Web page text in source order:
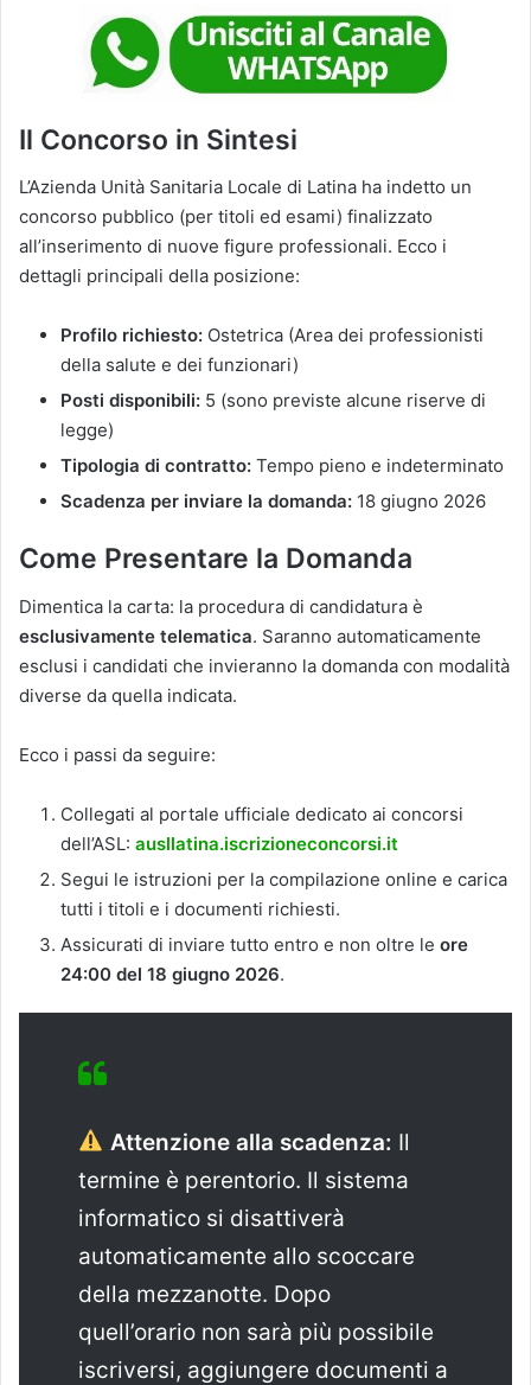
Il Concorso in Sintesi
L’Azienda Unità Sanitaria Locale di Latina ha indetto un
concorso pubblico (per titoli ed esami) finalizzato
all’inserimento di nuove figure professionali. Ecco i
dettagli principali della posizione:
Profilo richiesto: Ostetrica (Area dei professionisti
della salute e dei funzionari)
Posti disponibili: 5 (sono previste alcune riserve di
legge)
Tipologia di contratto: Tempo pieno e indeterminato
Scadenza per inviare la domanda: 18 giugno 2026
Come Presentare la Domanda
Dimentica la carta: la procedura di candidatura è
esclusivamente telematica. Saranno automaticamente
esclusi i candidati che invieranno la domanda con modalità
diverse da quella indicata.
Ecco i passi da seguire:
Collegati al portale ufficiale dedicato ai concorsi
dell’ASL: ausllatina.iscrizioneconcorsi.it
Segui le istruzioni per la compilazione online e carica
tutti i titoli e i documenti richiesti.
Assicurati di inviare tutto entro e non oltre le ore
24:00 del 18 giugno 2026.
Attenzione alla scadenza: Il
termine è perentorio. Il sistema
informatico si disattiverà
automaticamente allo scoccare
della mezzanotte. Dopo
quell’orario non sarà più possibile
iscriversi, aggiungere documenti a